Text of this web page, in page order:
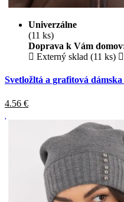
Univerzálne
(11 ks)
Doprava k Vám
Externý sklad (11 ks)
Svetložltá a grafitová
4.56 €